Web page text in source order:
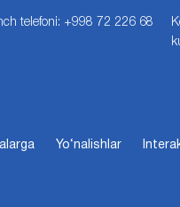
telefoni: +998 72 226 68
Yo‘nalishlar